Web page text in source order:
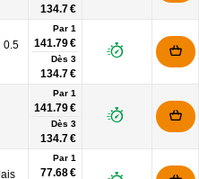
134.7 €
0.5
Par 1
141.79 €
Dès 3
134.7 €
Par 1
141.79 €
Dès 3
134.7 €
Par 1
77.68 €